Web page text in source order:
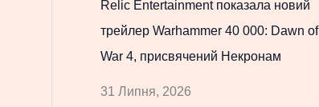
Relic Entertainment показала новий
трейлер Warhammer 40 000: Dawn of
War 4, присвячений Некронам
31 Липня, 2026